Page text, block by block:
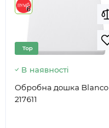
6
Top
В наявності
Обробна дошка Blanco
217611